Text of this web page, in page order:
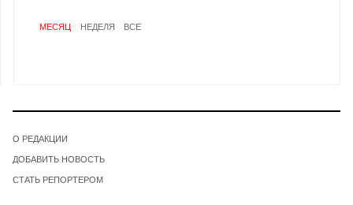
МЕСЯЦ НЕДЕЛЯ ВСЕ
О РЕДАКЦИИ
ДОБАВИТЬ НОВОСТЬ
СТАТЬ РЕПОРТЕРОМ